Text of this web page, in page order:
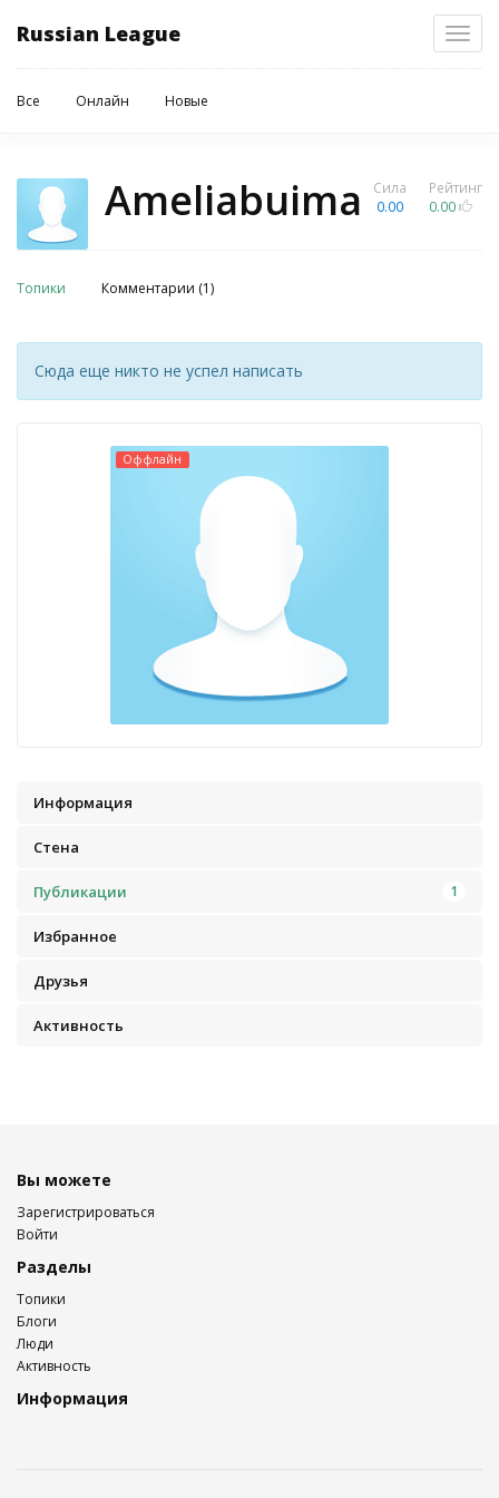
Russian League
Все Онлайн Новые
Рейтинг
0.00
Сила
0.00
Ameliabuima
Топики Комментарии (1)
Сюда еще никто не успел написать
Оффлайн
Информация
Стена
Публикации 1
Избранное
Друзья
Активность
Вы можете
Зарегистрироваться
Войти
Разделы
Топики
Блоги
Люди
Активность
Информация